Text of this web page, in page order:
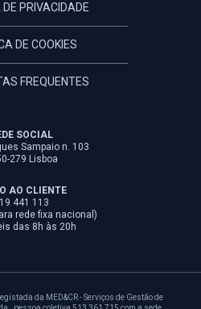
DE PRIVACIDADE
DE COOKIES
FREQUENTES
SOCIAL
Sampaio n. 103
279 Lisboa
AO CLIENTE
441 113
rede fixa nacional)
das 8h às 20h
da MED&CR - Serviços de Gestão de